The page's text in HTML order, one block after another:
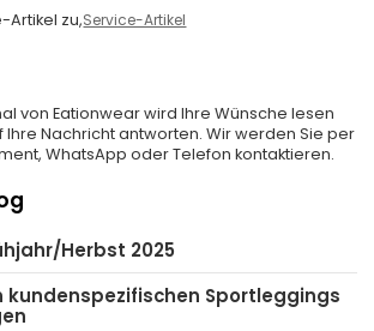
Artikel zu,Service-Artikel
von Eationwear wird Ihre Wünsche lesen
Nachricht antworten. Wir werden Sie per
WhatsApp oder Telefon kontaktieren.
Herbst 2025
kundenspezifischen Sportleggings